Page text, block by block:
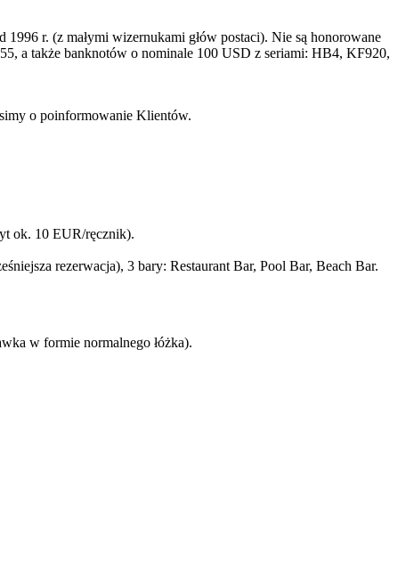
r. (z małymi wizernukami głów postaci). Nie są honorowane
a także banknotów o nominale 100 USD z seriami: HB4, KF920,
o poinformowanie Klientów.
ok. 10 EUR/ręcznik).
rezerwacja), 3 bary: Restaurant Bar, Pool Bar, Beach Bar.
w formie normalnego łóżka).